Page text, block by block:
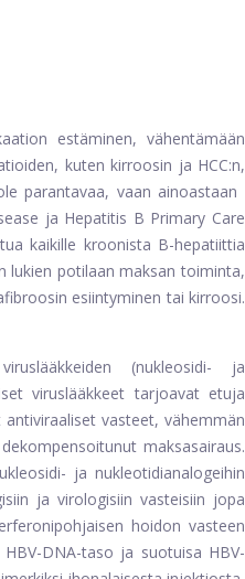
estäminen, vähentämään
kuten kirroosin ja HCC:n,
parantavaa, vaan ainoastaan
ja Hepatitis B Primary Care
kaikille kroonista B-hepatiittia
lukien potilaan maksan toiminta,
esiintyminen tai kirroosi.
(nukleosidi- ja
viruslääkkeet tarjoavat etuja
vasteet, vähemmän
maksasairaus.
ja nukleotidianalogeihin
ja virologisiin vasteisiin jopa
hoidon vasteen
DNA-taso ja suotuisa HBV-